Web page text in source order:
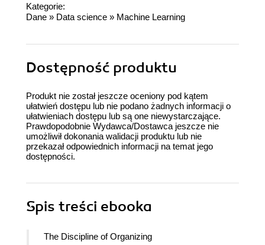
Kategorie:
Dane » Data science » Machine Learning
Dostępność produktu
Produkt nie został jeszcze oceniony pod kątem
ułatwień dostępu lub nie podano żadnych informacji o
ułatwieniach dostępu lub są one niewystarczające.
Prawdopodobnie Wydawca/Dostawca jeszcze nie
umożliwił dokonania walidacji produktu lub nie
przekazał odpowiednich informacji na temat jego
dostępności.
Spis treści ebooka
The Discipline of Organizing